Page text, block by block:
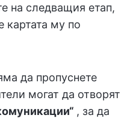
на следващия етап,
картата му по
да пропуснете
могат да отворят
, за да